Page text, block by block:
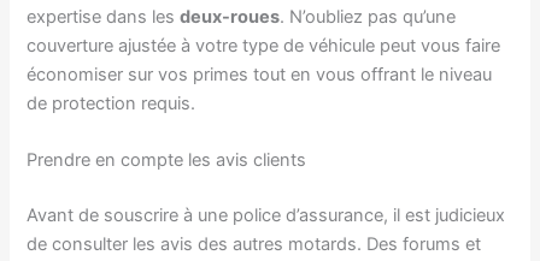
expertise dans lesdeux-roues. N’oubliez pas qu’une
couverture ajustée à votre type de véhicule peut vous faire
économiser sur vos primes tout en vous offrant le niveau
de protection requis.
Prendre en compte les avis clients
Avant de souscrire à une police d’assurance, il est judicieux
de consulter les avis des autres motards. Des forums et